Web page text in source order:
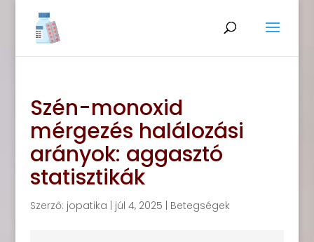
Szén-monoxid
mérgezés halálozási
arányok: aggasztó
statisztikák
Szerző: jopatika júl 4, 2025 Betegségek